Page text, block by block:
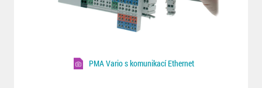
PMA Vario s komunikací Ethernet